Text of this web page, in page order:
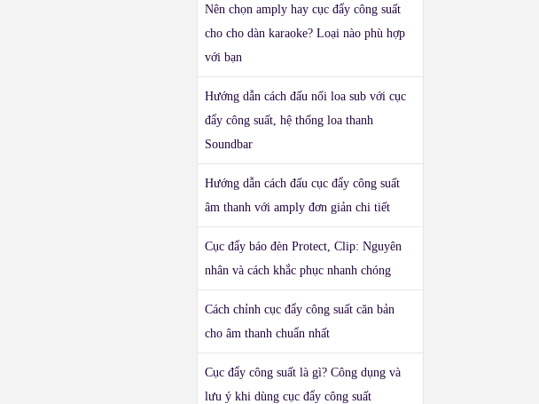
Nên chọn amply hay cục đẩy công suất
cho cho dàn karaoke? Loại nào phù hợp
với bạn
Hướng dẫn cách đấu nối loa sub với cục
đẩy công suất, hệ thống loa thanh
Soundbar
Hướng dẫn cách đấu cục đẩy công suất
âm thanh với amply đơn giản chi tiết
Cục đẩy báo đèn Protect, Clip: Nguyên
nhân và cách khắc phục nhanh chóng
Cách chỉnh cục đẩy công suất căn bản
cho âm thanh chuẩn nhất
Cục đẩy công suất là gì? Công dụng và
lưu ý khi dùng cục đẩy công suất